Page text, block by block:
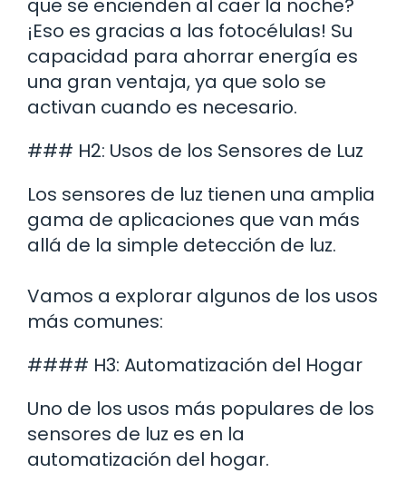
que se encienden al caer la noche?
¡Eso es gracias a las fotocélulas! Su
capacidad para ahorrar energía es
una gran ventaja, ya que solo se
activan cuando es necesario.
### H2: Usos de los Sensores de Luz
Los sensores de luz tienen una amplia
gama de aplicaciones que van más
allá de la simple detección de luz.
Vamos a explorar algunos de los usos
más comunes:
#### H3: Automatización del Hogar
Uno de los usos más populares de los
sensores de luz es en la
automatización del hogar.